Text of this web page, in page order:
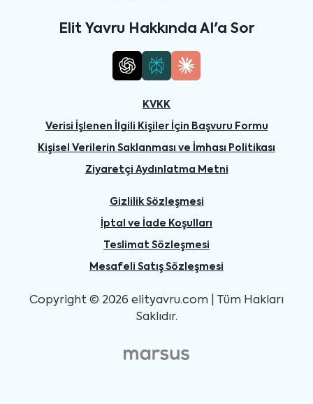
Elit Yavru Hakkında AI'a Sor
KVKK
Verisi İşlenen İlgili Kişiler İçin Başvuru Formu
Kişisel Verilerin Saklanması ve İmhası Politikası
Ziyaretçi Aydınlatma Metni
Gizlilik Sözleşmesi
İptal ve İade Koşulları
Teslimat Sözleşmesi
Mesafeli Satış Sözleşmesi
Copyright © 2026 elityavru.com | Tüm Hakları
Saklıdır.